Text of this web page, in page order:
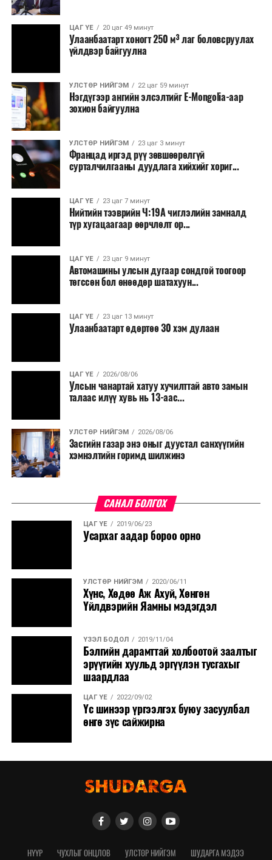
ЦАГ ҮЕ 20 цаг 49 минут
Улаанбаатарт хоногт 250 м³ лаг боловсруулах
үйлдвэр байгуулна
УЛСТӨР НИЙГЭМ 22 цаг 59 минут
Нэгдүгээр ангийн элсэлтийг E-Mongolia-аар
зохион байгуулна
УЛСТӨР НИЙГЭМ 23 цаг 3 минут
Францад иргэд рүү зөвшөөрөлгүй
сурталчилгааны дуудлага хийхийг хориг...
ЦАГ ҮЕ 23 цаг 7 минут
Нийтийн тээврийн Ч:19А чиглэлийн замналд
түр хугацаагаар өөрчлөлт ор...
ЦАГ ҮЕ 23 цаг 9 минут
Автомашины улсын дугаар сондгой тоогоор
төгссөн бол өнөөдөр шатахуун...
ЦАГ ҮЕ 23 цаг 13 минут
Улаанбаатарт өдөртөө 30 хэм дулаан
ЦАГ ҮЕ 2026/08/06
Улсын чанартай хатуу хучилттай авто замын
талаас илүү хувь нь 13-аас...
УЛСТӨР НИЙГЭМ 2026/08/06
Засгийн газар энэ оныг дуустал санхүүгийн
хэмнэлтийн горимд шилжинэ
САНАЛ БОЛГОХ
ЦАГ ҮЕ 2019/06/23
Усархаг аадар бороо орно
УЛСТӨР НИЙГЭМ 2020/06/11
Хүнс, Хөдөө Аж Ахуй, Хөнгөн
Үйлдвэрийн Яамны мэдэгдэл
ҮЗЭЛ БОДОЛ 2019/11/04
Бэлгийн дарамттай холбоотой заалтыг
эрүүгийн хуульд эргүүлэн тусгахыг
шаардлаа
ЦАГ ҮЕ 2022/09/02
Үс шинээр үргээлгэх буюу засуулбал
өнгө зүс сайжирна
НҮҮР ЧУХЛЫГ ОНЦЛОВ УЛСТӨР НИЙГЭМ ШУДАРГА МЭДЭЭ